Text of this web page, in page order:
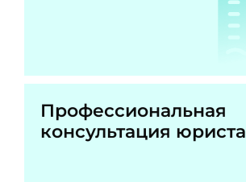
Профессиональная
консультация юриста